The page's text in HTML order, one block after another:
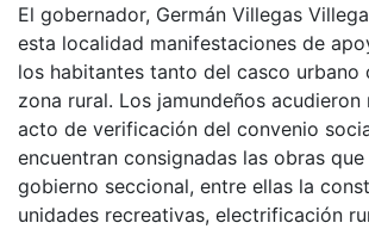
El gobernador, Germán Villegas
esta localidad manifestaciones de
los habitantes tanto del casco urbano
zona rural. Los jamundeños acudieron
acto de verificación del convenio
encuentran consignadas las obras
gobierno seccional, entre ellas la
unidades recreativas, electrificación